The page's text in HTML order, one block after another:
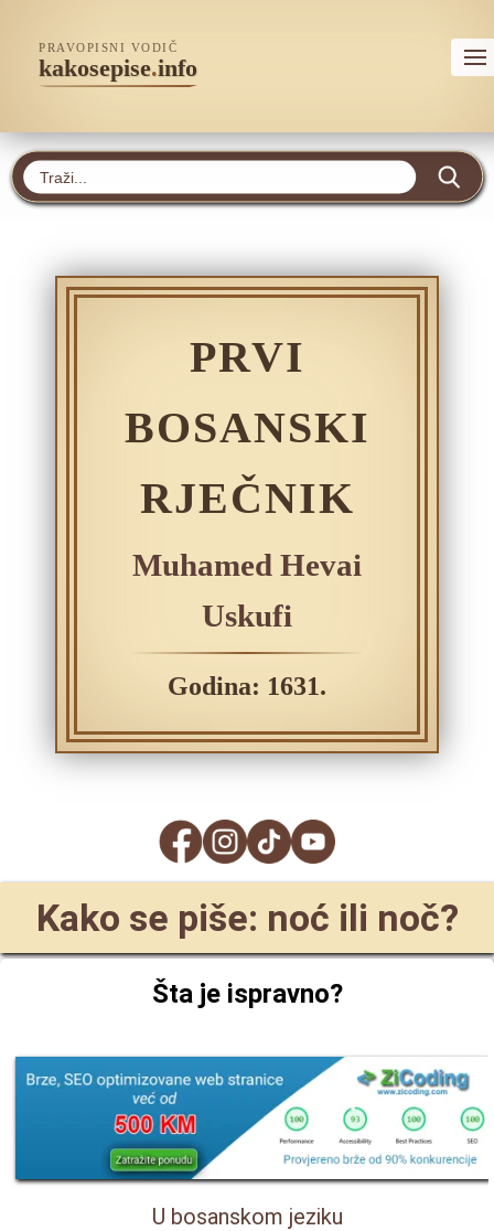
PRAVOPISNI VODIČ
kakosepise.info
PRVI
BOSANSKI
RJEČNIK
Muhamed Hevai
Uskufi
Godina: 1631.
Kako se piše: noć ili noč?
Šta je ispravno?
U bosanskom jeziku